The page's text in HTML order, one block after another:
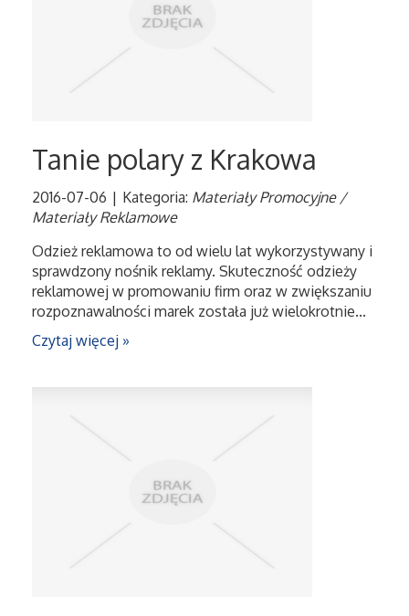
Tanie polary z Krakowa
2016-07-06 | Kategoria: Materiały Promocyjne /
Materiały Reklamowe
Odzież reklamowa to od wielu lat wykorzystywany i
sprawdzony nośnik reklamy. Skuteczność odzieży
reklamowej w promowaniu firm oraz w zwiększaniu
rozpoznawalności marek została już wielokrotnie...
Czytaj więcej »